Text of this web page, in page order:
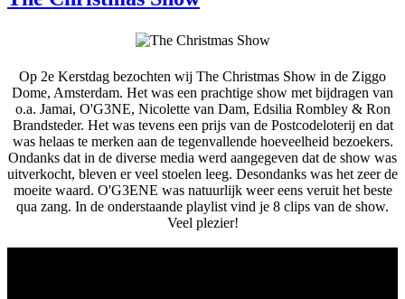
Op 2e Kerstdag bezochten wij The Christmas Show in de Ziggo
Dome, Amsterdam. Het was een prachtige show met bijdragen van
o.a. Jamai, O'G3NE, Nicolette van Dam, Edsilia Rombley & Ron
Brandsteder. Het was tevens een prijs van de Postcodeloterij en dat
was helaas te merken aan de tegenvallende hoeveelheid bezoekers.
Ondanks dat in de diverse media werd aangegeven dat de show was
uitverkocht, bleven er veel stoelen leeg. Desondanks was het zeer de
moeite waard. O'G3ENE was natuurlijk weer eens veruit het beste
qua zang. In de onderstaande playlist vind je 8 clips van de show.
Veel plezier!